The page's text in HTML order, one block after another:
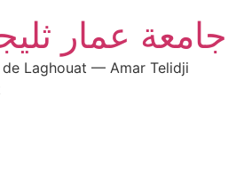
جامعة عمار
Laghouat — Amar Telidji